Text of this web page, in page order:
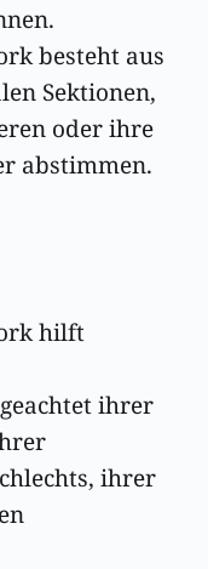
besteht aus
Sektionen,
oder ihre
abstimmen.
hilft
ihrer
ihrer